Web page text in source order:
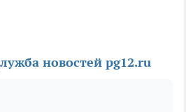
новостей pg12.ru